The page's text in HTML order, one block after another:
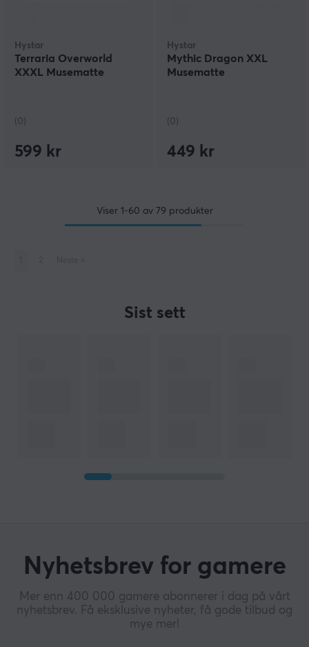
Hystar
Terraria Overworld
XXXL Musematte
(0)
599 kr
Hystar
Mythic Dragon XXL
Musematte
(0)
449 kr
Viser 1-60 av 79 produkter
Sist sett
Nyhetsbrev for gamere
Mer enn 400 000 gamere abonnerer i dag på vårt
nyhetsbrev. Få eksklusive nyheter, få gode tilbud og
mye mer!